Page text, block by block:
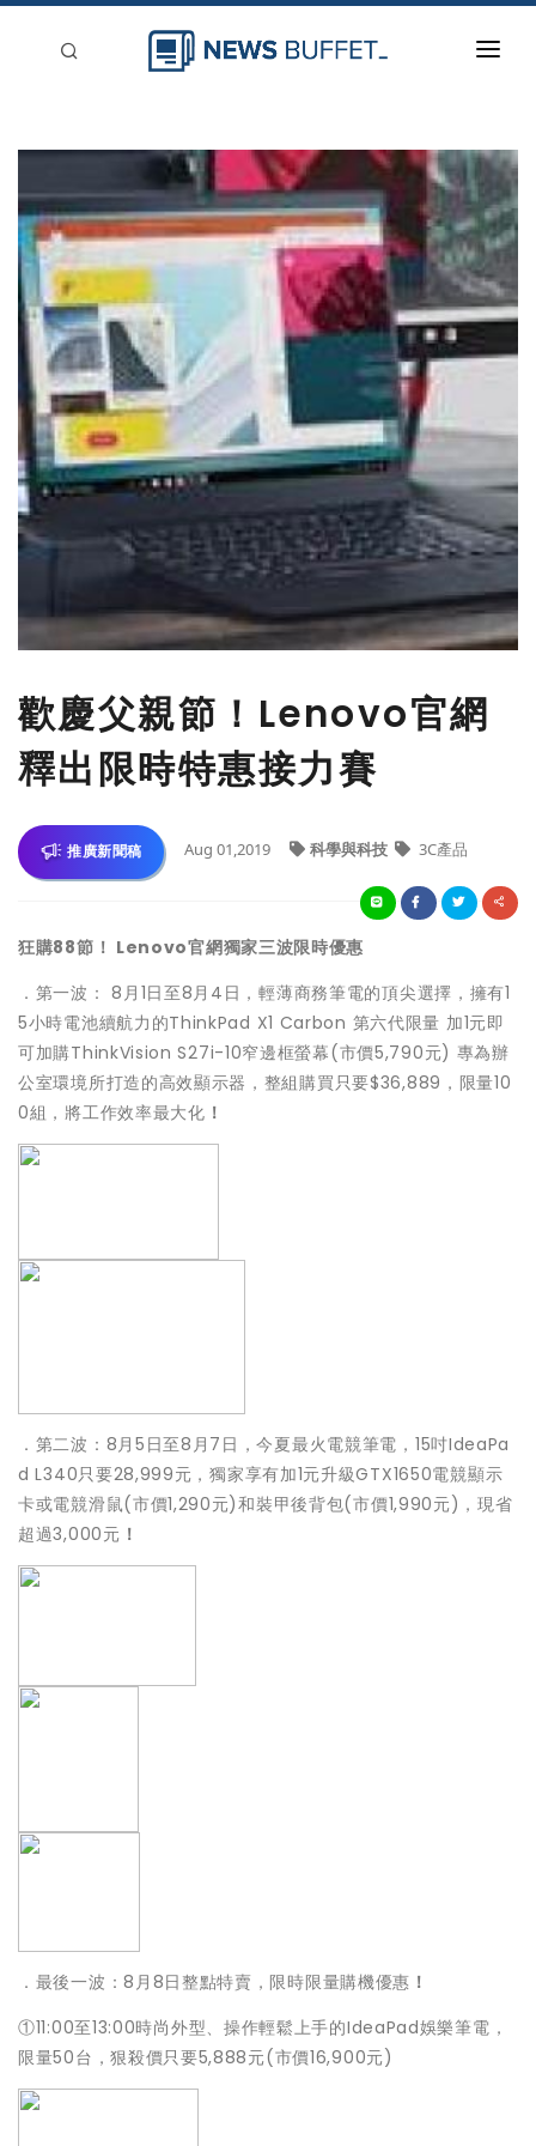
新聞稿分類
登入
歡慶父親節！Lenovo官網
釋出限時特惠接力賽
推廣新聞稿 Aug 01,2019 科學與科技 3C產品
狂購88節！ Lenovo官網獨家三波限時優惠
．第一波： 8月1日至8月4日，輕薄商務筆電的頂尖選擇，擁有1
5小時電池續航力的ThinkPad X1 Carbon 第六代限量 加1元即
可加購ThinkVision S27i-10窄邊框螢幕(市價5,790元) 專為辦
公室環境所打造的高效顯示器，整組購買只要$36,889 ，限量10
0組，將工作效率最大化 ！
．第二波：8月5日至8月7日，今夏最火電競筆電，15吋IdeaPa
d L340只要28,999元，獨家享有加1元升級GTX1650電競顯示
卡或電競滑鼠(市價1,290元)和裝甲後背包(市價1,990元)，現省
超過3,000元 ！
．最後一波：8月8日整點特賣，限時限量購機優惠 ！
①11:00至13:00時尚外型、操作輕鬆上手的IdeaPad娛樂筆電，
限量50台，狠殺價只要5,888元(市價16,900元)